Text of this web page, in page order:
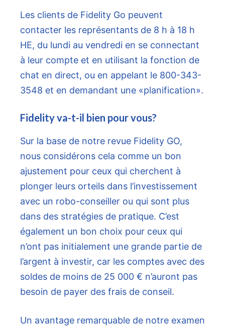
Les clients de Fidelity Go peuvent
contacter les représentants de 8 h à 18 h
HE, du lundi au vendredi en se connectant
à leur compte et en utilisant la fonction de
chat en direct, ou en appelant le 800-343-
3548 et en demandant une «planification».
Fidelity va-t-il bien pour vous?
Sur la base de notre revue Fidelity GO,
nous considérons cela comme un bon
ajustement pour ceux qui cherchent à
plonger leurs orteils dans l’investissement
avec un robo-conseiller ou qui sont plus
dans des stratégies de pratique. C’est
également un bon choix pour ceux qui
n’ont pas initialement une grande partie de
l’argent à investir, car les comptes avec des
soldes de moins de 25 000 € n’auront pas
besoin de payer des frais de conseil.
Un avantage remarquable de notre examen